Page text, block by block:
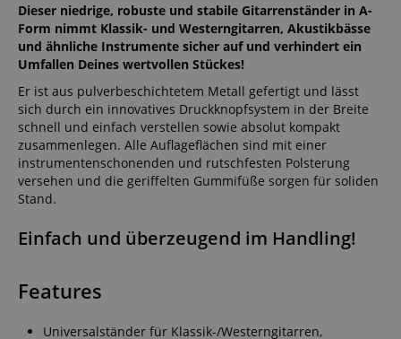
Dieser niedrige, robuste und stabile Gitarrenständer in A-
Form nimmt Klassik- und Westerngitarren, Akustikbässe
und ähnliche Instrumente sicher auf und verhindert ein
Umfallen Deines wertvollen Stückes!
Er ist aus pulverbeschichtetem Metall gefertigt und lässt
sich durch ein innovatives Druckknopfsystem in der Breite
schnell und einfach verstellen sowie absolut kompakt
zusammenlegen. Alle Auflageflächen sind mit einer
instrumentenschonenden und rutschfesten Polsterung
versehen und die geriffelten Gummifüße sorgen für soliden
Stand.
Einfach und überzeugend im Handling!
Features
Universalständer für Klassik-/Westerngitarren,